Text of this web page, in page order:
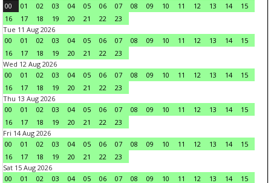
00
01 02 03 04 05 06 07 08 09 10 11 12 13 14
15
16
17 18 19 20 21 22
23
Tue 11 Aug 2026
00
01 02 03 04 05 06 07 08 09 10 11 12 13 14
15
16
17 18 19 20 21 22
23
Wed 12 Aug 2026
00
01 02 03 04 05 06 07 08 09 10 11 12 13 14
15
16
17 18 19 20 21 22
23
Thu 13 Aug 2026
00
01 02 03 04 05 06 07 08 09 10 11 12 13 14
15
16
17 18 19 20 21 22
23
Fri 14 Aug 2026
00
01 02 03 04 05 06 07 08 09 10 11 12 13 14
15
16
17 18 19 20 21 22
23
Sat 15 Aug 2026
00
01 02 03 04 05 06 07 08 09 10 11 12 13 14
15